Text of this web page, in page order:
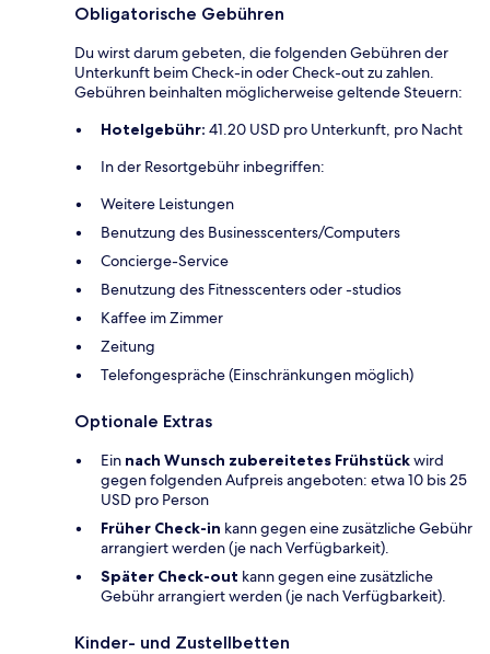
Obligatorische Gebühren
Du wirst darum gebeten, die folgenden Gebühren der
Unterkunft beim Check-in oder Check-out zu zahlen.
Gebühren beinhalten möglicherweise geltende Steuern:
Hotelgebühr: 41.20 USD pro Unterkunft, pro Nacht
In der Resortgebühr inbegriffen:
Weitere Leistungen
Benutzung des Businesscenters/Computers
Concierge-Service
Benutzung des Fitnesscenters oder -studios
Kaffee im Zimmer
Zeitung
Telefongespräche (Einschränkungen möglich)
Optionale Extras
Ein nach Wunsch zubereitetes Frühstückwird
gegen folgenden Aufpreis angeboten: etwa 10 bis 25
USD pro Person
Früher Check-in kann gegen eine zusätzliche Gebühr
arrangiert werden (je nach Verfügbarkeit).
Später Check-out kann gegen eine zusätzliche
Gebühr arrangiert werden (je nach Verfügbarkeit).
Kinder- und Zustellbetten